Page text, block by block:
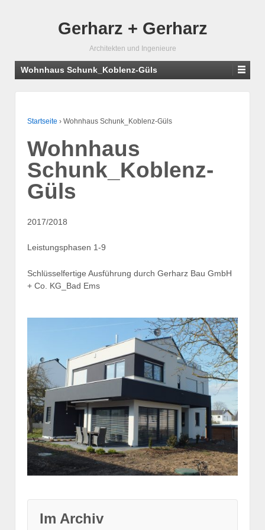
Gerharz + Gerharz
Architekten und Ingenieure
Wohnhaus Schunk_Koblenz-Güls
Startseite › Wohnhaus Schunk_Koblenz-Güls
Wohnhaus
Schunk_Koblenz-
Güls
2017/2018
Leistungsphasen 1-9
Schlüsselfertige Ausführung durch Gerharz Bau GmbH
+ Co. KG_Bad Ems
Im Archiv